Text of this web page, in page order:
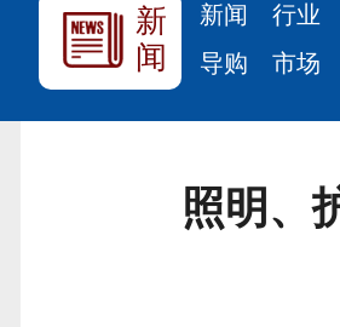
新
闻
新闻 行业
导购
市场
照明、